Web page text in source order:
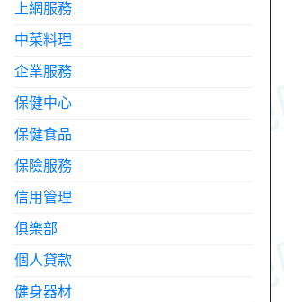
上網服務
中菜料理
企業服務
保健中心
保健食品
保險服務
信用管理
俱樂部
個人貸款
健身器材